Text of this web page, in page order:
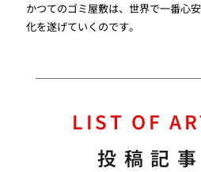
かつてのゴミ屋敷は、世界で一番心
化を遂げていくのです。
LIST OF
投稿記